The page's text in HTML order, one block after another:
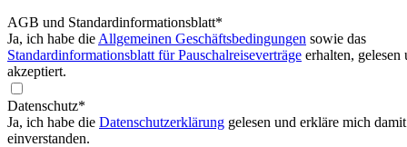
AGB und Standardinformationsblatt*
Ja, ich habe die Allgemeinen Geschäftsbedingungen sowie das
Standardinformationsblatt für Pauschalreiseverträge erhalten, gelesen
akzeptiert.
Datenschutz*
Ja, ich habe die Datenschutzerklärung gelesen und erkläre mich damit
einverstanden.